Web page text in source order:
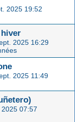
2025 19:52
2025 16:29
2025 11:49
07:57